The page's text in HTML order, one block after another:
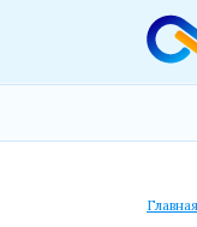
Главная